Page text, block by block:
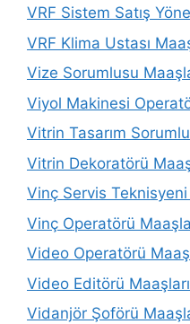
VRF Sistem Satış
VRF Klima Ustası
Vize Sorumlusu
Viyol Makinesi
Vitrin Tasarım
Vitrin Dekoratörü
Vinç Servis Teknisyeni
Vinç Operatörü
Video Operatörü
Video Editörü Maaşları
Vidanjör Şoförü